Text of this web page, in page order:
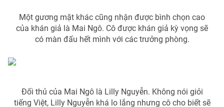
VTV Money VTV Thể thao
Một gương mặt khác cũng nhận được bình chọn cao
của khán giả là Mai Ngô. Cô được khán giả kỳ vọng sẽ
có màn đấu hết mình với các trưởng phòng.
Đối thủ của Mai Ngô là Lilly Nguyễn. Không nói giỏi
tiếng Việt, Lilly Nguyễn khá lo lắng nhưng cô cho biết sẽ